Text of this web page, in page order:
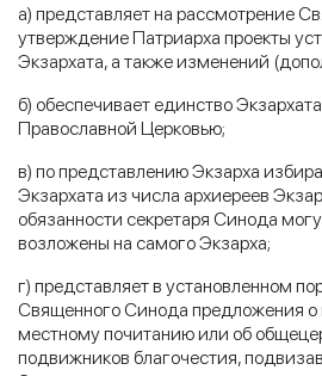
а) представляет на рассмотрение
утверждение Патриарха проекты
Экзархата, а также изменений
б) обеспечивает единство
Православной Церковью;
в) по представлению Экзарха
Экзархата из числа архиереев
обязанности секретаря Синода
возложены на самого Экзарха;
г) представляет в установленном
Священного Синода предложения о
местному почитанию или об
подвижников благочестия,